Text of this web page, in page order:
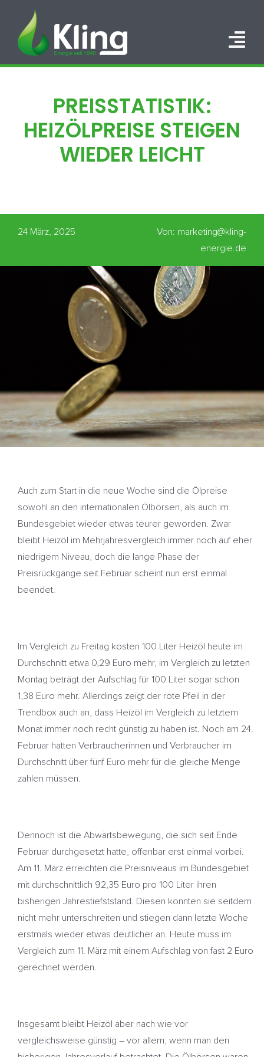
springen
PORTFOLIO
PREISSTATISTIK:
HEIZÖLPREISE STEIGEN
WIEDER LEICHT
24 März, 2025
Von: marketing@kling-
energie.de
Auch zum Start in die neue Woche sind die Ölpreise
sowohl an den internationalen Ölbörsen, als auch im
Bundesgebiet wieder etwas teurer geworden. Zwar
bleibt Heizöl im Mehrjahresvergleich immer noch auf eher
niedrigem Niveau, doch die lange Phase der
Preisrückgänge seit Februar scheint nun erst einmal
beendet.
Im Vergleich zu Freitag kosten 100 Liter Heizöl heute im
Durchschnitt etwa 0,29 Euro mehr, im Vergleich zu letzten
Montag beträgt der Aufschlag für 100 Liter sogar schon
1,38 Euro mehr. Allerdings zeigt der rote Pfeil in der
Trendbox auch an, dass Heizöl im Vergleich zu letztem
Monat immer noch recht günstig zu haben ist. Noch am 24.
Februar hatten Verbraucherinnen und Verbraucher im
Durchschnitt über fünf Euro mehr für die gleiche Menge
zahlen müssen.
Dennoch ist die Abwärtsbewegung, die sich seit Ende
Februar durchgesetzt hatte, offenbar erst einmal vorbei.
Am 11. März erreichten die Preisniveaus im Bundesgebiet
mit durchschnittlich 92,35 Euro pro 100 Liter ihren
bisherigen Jahrestiefststand. Diesen konnten sie seitdem
nicht mehr unterschreiten und stiegen dann letzte Woche
erstmals wieder etwas deutlicher an. Heute muss im
Vergleich zum 11. März mit einem Aufschlag von fast 2 Euro
gerechnet werden.
Insgesamt bleibt Heizöl aber nach wie vor
vergleichsweise günstig – vor allem, wenn man den